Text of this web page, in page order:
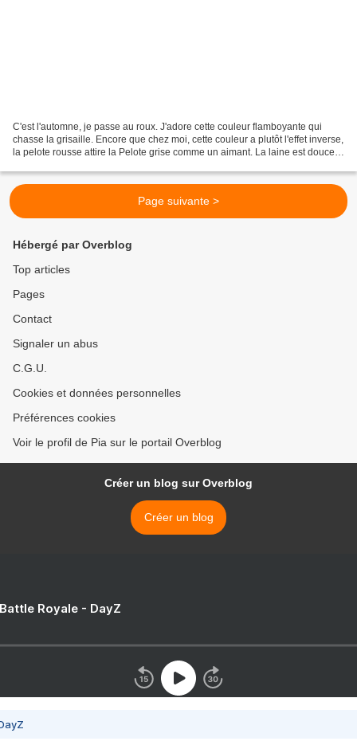
C'est l'automne, je passe au roux. J'adore cette couleur flamboyante qui
chasse la grisaille. Encore que chez moi, cette couleur a plutôt l'effet inverse,
la pelote rousse attire la Pelote grise comme un aimant. La laine est douce
Page suivante >
Hébergé par Overblog
Top articles
Pages
Contact
Signaler un abus
C.G.U.
Cookies et données personnelles
Préférences cookies
Voir le profil de Pia sur le portail Overblog
Créer un blog sur Overblog
Créer un blog
Royale - DayZ